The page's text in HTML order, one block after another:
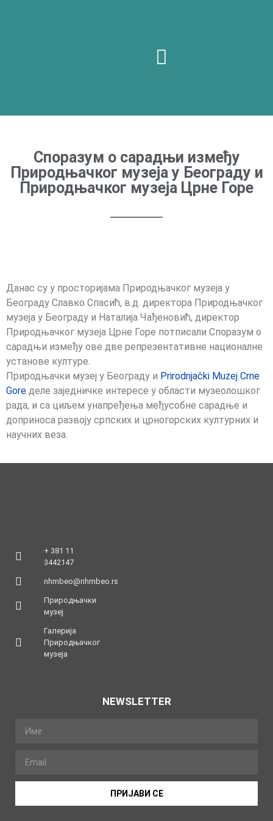
Споразум о сарадњи између
Природњачког музеја у Београду и
Природњачког музеја Црне Горе
Данас су у просторијама Природњачког музеја у
Београду Славко Спасић, в.д. директора Природњачког
музеја у Београду и Наталија Чађеновић, директор
Природњачког музеја Црне Горе потписали Споразум о
сарадњи између ове две репрезентативне националне
установе културе.
Природњачки музеј у Београду и Prirodnjački Muzej Crne
Gore деле заједничке интересе у области музеолошког
рада, и са циљем унапређења међусобне сарадње и
доприноса развоју српских и црногорских културних и
научних веза.
+ 381 11
3442147
nhmbeo@nhmbeo.rs
Природњачки
музеј
Галерија
Природњачког
музеја
NEWSLETTER
ПРИЈАВИ СЕ